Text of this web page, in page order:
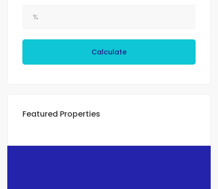
Calculate
Featured Properties